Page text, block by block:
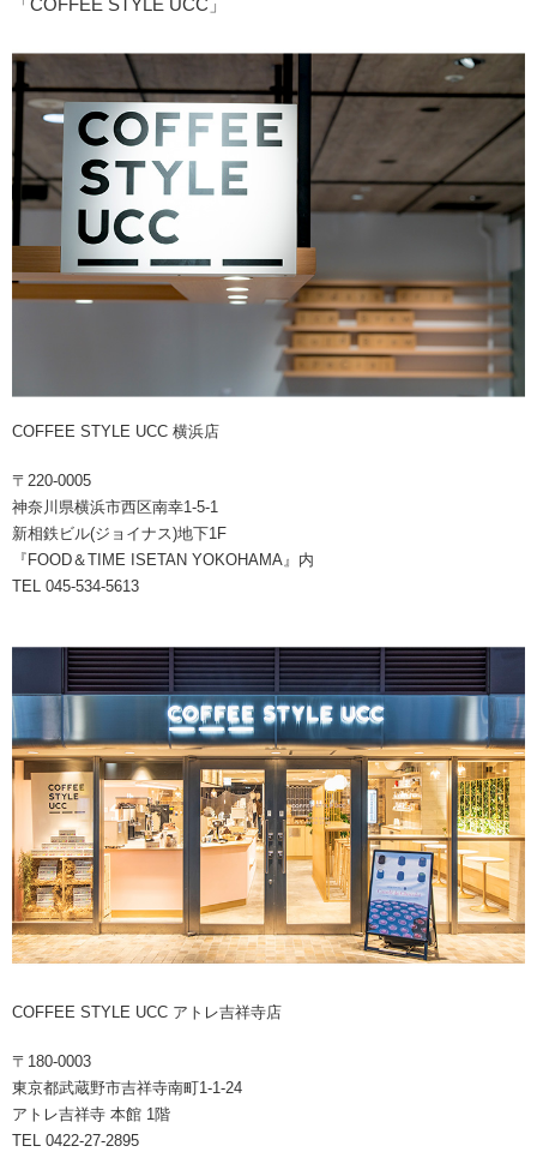
COFFEE STYLE UCC 横浜店
〒220-0005
神奈川県横浜市西区南幸1-5-1
新相鉄ビル(ジョイナス)地下1F
『FOOD＆TIME ISETAN YOKOHAMA』内
TEL 045-534-5613
COFFEE STYLE UCC アトレ吉祥寺店
〒180-0003
東京都武蔵野市吉祥寺南町1-1-24
アトレ吉祥寺 本館 1階
TEL 0422-27-2895